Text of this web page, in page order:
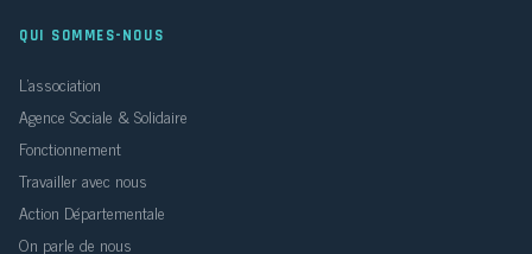
QUI SOMMES-NOUS
L'association
Agence Sociale & Solidaire
Fonctionnement
Travailler avec nous
Action Départementale
On parle de nous